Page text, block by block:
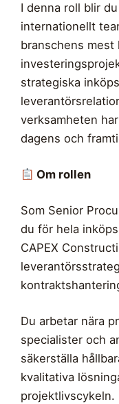
I denna roll blir
internationellt
branschens mest
strategiska
verksamheten
dagens och
Om rollen
Som Senior
du för hela
CAPEX
Du arbetar nära
specialister och
säkerställa
kvalitativa
projektlivscykeln.